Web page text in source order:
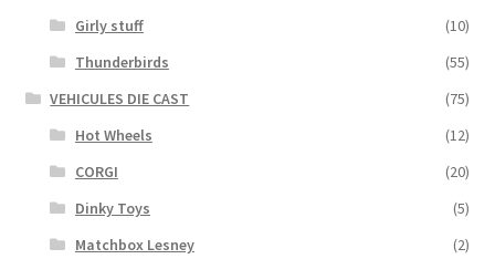
Girly stuff
(10)
Thunderbirds
(55)
VEHICULES DIE CAST
(75)
Hot Wheels
(12)
CORGI
(20)
Dinky Toys
(5)
Matchbox Lesney
(2)